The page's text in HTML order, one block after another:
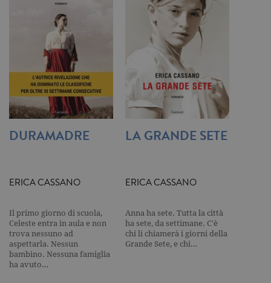
DURAMADRE
ERICA CASSANO
Il primo giorno di scuola,
Celeste entra in aula e non
trova nessuno ad
aspettarla. Nessun
bambino. Nessuna famiglia
ha avuto…
LA GRANDE SETE
ERICA CASSANO
Anna ha sete. Tutta la città
ha sete, da settimane. C'è
chi li chiamerà i giorni della
Grande Sete, e chi…
Tecnici ed equiparati
Profilazione
I cookie tecnici sono strettamente
necessari, consentono la funzionalità
del sito Web principale come l'accesso
degli utenti e la gestione dell'account. Il
sito Web non può essere utilizzato
correttamente senza i cookie
strettamente necessari. Col rispetto
delle condizioni previste dal Garante, i
tecnici e dunque non necessitano del
_gid
.garzanti.it